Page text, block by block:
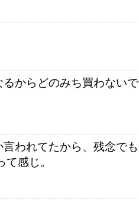
からどのみち買わないで
われてたから、残念でも
感じ。